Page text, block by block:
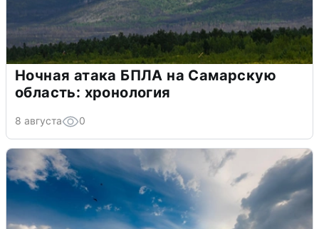
Ночная атака БПЛА на Самарскую
область: хронология
8 августа 0